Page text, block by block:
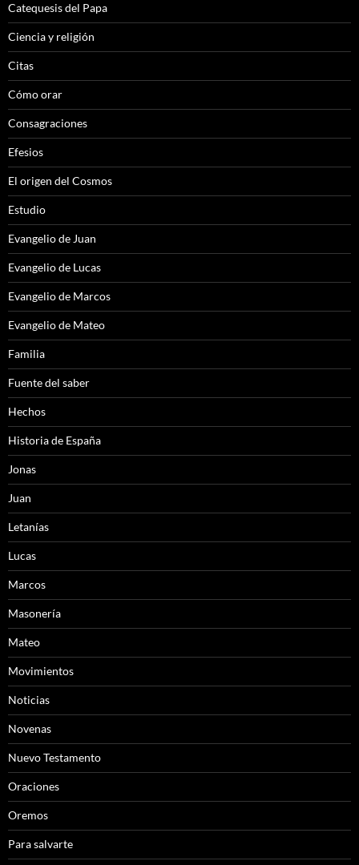
Catequesis del Papa
Ciencia y religión
Citas
Cómo orar
Consagraciones
Efesios
El origen del Cosmos
Estudio
Evangelio de Juan
Evangelio de Lucas
Evangelio de Marcos
Evangelio de Mateo
Familia
Fuente del saber
Hechos
Historia de España
Jonas
Juan
Letanías
Lucas
Marcos
Masonería
Mateo
Movimientos
Noticias
Novenas
Nuevo Testamento
Oraciones
Oremos
Para salvarte